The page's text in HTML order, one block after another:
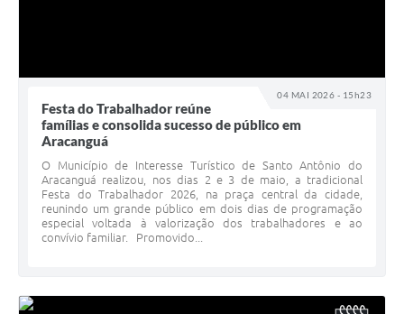
04 MAI 2026 - 15h23
Festa do Trabalhador reúne
famílias e consolida sucesso de público em
Aracanguá
O Município de Interesse Turístico de Santo Antônio do
Aracanguá realizou, nos dias 2 e 3 de maio, a tradicional
Festa do Trabalhador 2026, na praça central da cidade,
reunindo um grande público em dois dias de programação
especial voltada à valorização dos trabalhadores e ao
convívio familiar. Promovido...